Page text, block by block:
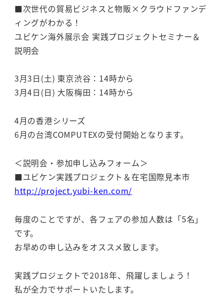
■次世代の貿易ビジネスと物販×クラウドファンデ
ィングがわかる！
ユビケン海外展示会 実践プロジェクトセミナー＆
説明会
3月3日(土) 東京渋谷：14時から
3月4日(日) 大阪梅田：14時から
4月の香港シリーズ
6月の台湾COMPUTEXの受付開始となります。
＜説明会・参加申し込みフォーム＞
■ユビケン実践プロジェクト＆在宅国際見本市
http://project.yubi-ken.com/
毎度のことですが、各フェアの参加人数は「5名」
です。
お早めの申し込みをオススメ致します。
実践プロジェクトで2018年、飛躍しましょう！
私が全力でサポートいたします。